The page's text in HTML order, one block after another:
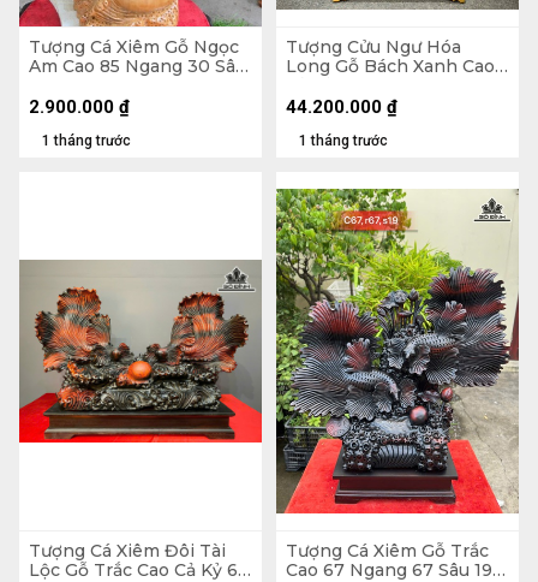
Tượng Cá Xiêm Gỗ Ngọc
Am Cao 85 Ngang 30 Sâu
1 tháng trước
2.900.000 ₫
Tượng Cửu Ngư Hóa
Long Gỗ Bách Xanh Cao
45 (cm) - Kỷ Cao 30
1 tháng trước
44.200.000 ₫
Tượng Cá Xiêm Đôi Tài
Lộc Gỗ Trắc Cao Cả Kỷ 66
Tượng Cá Xiêm Gỗ Trắc
Cao 67 Ngang 67 Sâu 19